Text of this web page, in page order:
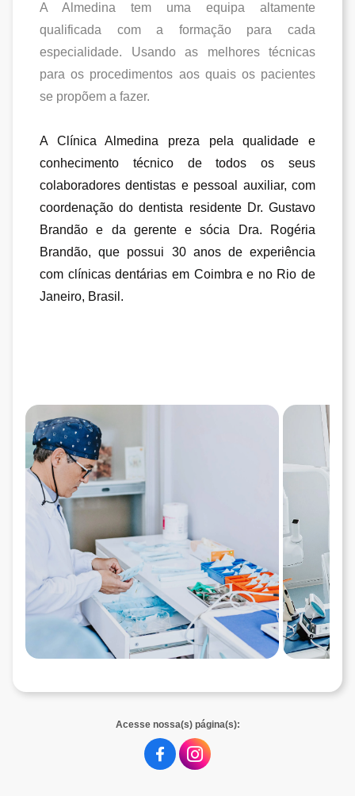
A Almedina tem uma equipa altamente
qualificada com a formação para cada
especialidade. Usando as melhores técnicas
para os procedimentos aos quais os pacientes
se propõem a fazer.
A Clínica Almedina preza pela qualidade e
conhecimento técnico de todos os seus
colaboradores dentistas e pessoal auxiliar, com
coordenação do dentista residente Dr. Gustavo
Brandão e da gerente e sócia Dra. Rogéria
Brandão, que possui 30 anos de experiência
com clínicas dentárias em Coimbra e no Rio de
Janeiro, Brasil.
Acesse nossa(s) página(s):